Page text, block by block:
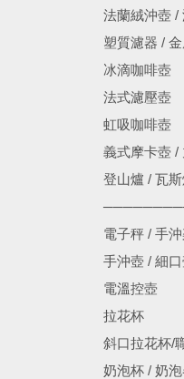
法蘭絨沖壺 /
塑質濾器 /
冰滴咖啡壺
法式濾壓壺
虹吸咖啡壺
義式摩卡壺 /
登山爐 / 瓦
電子秤 / 手
手沖壺 / 細
電溫控壺
拉花杯
斜口拉花杯/
奶泡杯 / 奶